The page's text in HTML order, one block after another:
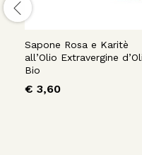
Sapone Rosa e Karitè
all’Olio Extravergine
Bio
€ 3,60